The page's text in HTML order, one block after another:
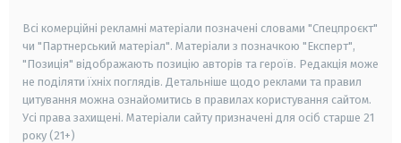
Всі комерційні рекламні матеріали позначені словами "Спецпроєкт"
чи "Партнерський матеріал". Матеріали з позначкою "Експерт",
"Позиція" відображають позицію авторів та героїв. Редакція може
не поділяти їхніх поглядів. Детальніше щодо реклами та правил
цитування можна ознайомитись в правилах користування сайтом.
Усі права захищені. Матеріали сайту призначені для осіб старше 21
року (21+)